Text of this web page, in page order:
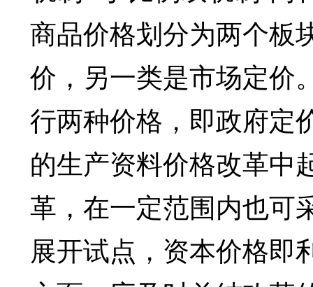
商品价格划分为两个板
价，另一类是市场定价
行两种价格，即政府定
的生产资料价格改革中
革，在一定范围内也可
展开试点，资本价格即